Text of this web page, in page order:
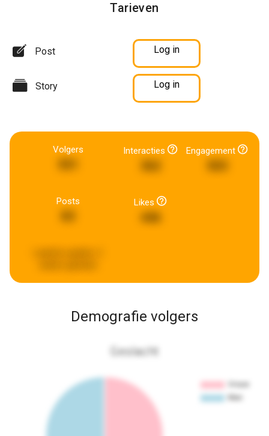
Tarieven
Post Log in
Story Log in
Volgers Interacties
362
Engagement
Posts Likes
446
Demografie volgers
Geslacht